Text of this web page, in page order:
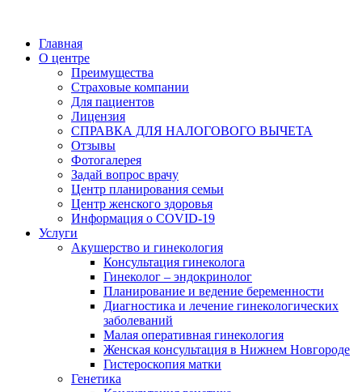
Главная
О центре
Преимущества
Страховые компании
Для пациентов
Лицензия
СПРАВКА ДЛЯ НАЛОГОВОГО ВЫЧЕТА
Отзывы
Фотогалерея
Задай вопрос врачу
Центр планирования семьи
Центр женского здоровья
Информация о COVID-19
Услуги
Акушерство и гинекология
Консультация гинеколога
Гинеколог – эндокринолог
Планирование и ведение беременности
Диагностика и лечение гинекологических
заболеваний
Малая оперативная гинекология
Женская консультация в Нижнем Новгороде
Гистероскопия матки
Генетика